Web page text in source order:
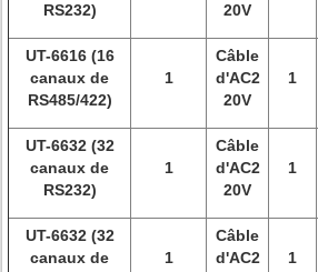
RS232)
20V
UT-6616 (16
canaux de
RS485/422)
1
Câble
d'AC2
20V
1
UT-6632 (32
canaux de
RS232)
1
Câble
d'AC2
20V
1
UT-6632 (32
canaux de
1
Câble
d'AC2
1